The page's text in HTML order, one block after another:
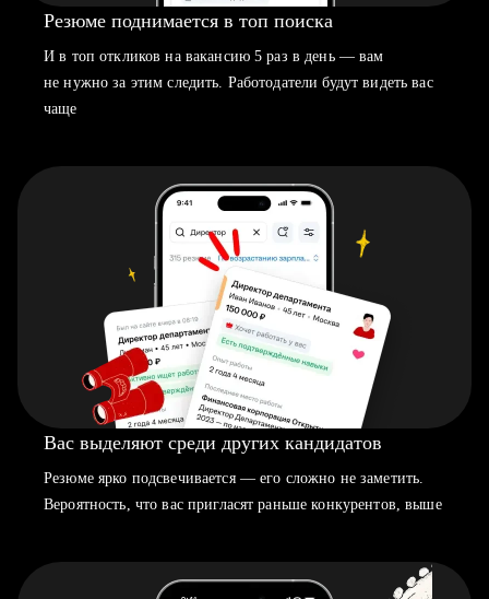
Резюме поднимается в топ поиска
И в топ откликов на вакансию 5 раз в день — вам
не нужно за этим следить. Работодатели будут видеть вас
чаще
Вас выделяют среди других кандидатов
Резюме ярко подсвечивается — его сложно не заметить.
Вероятность, что вас пригласят раньше конкурентов, выше